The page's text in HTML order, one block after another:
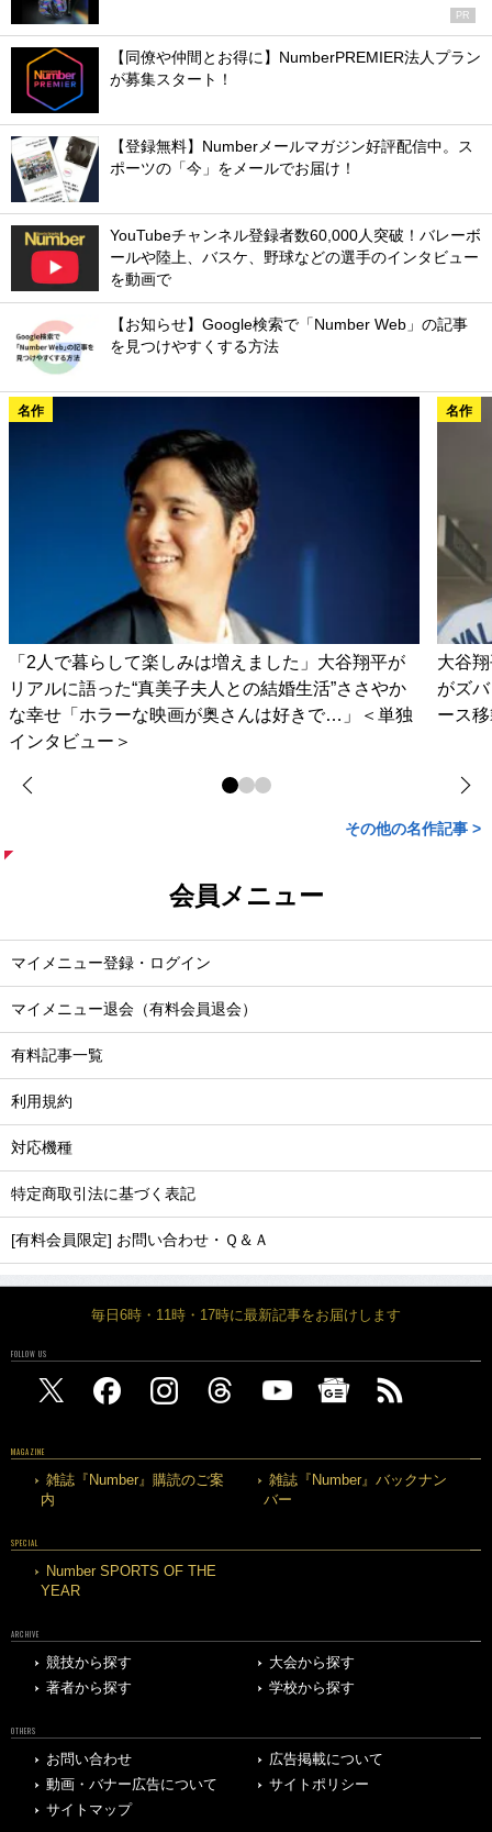
PR
【同僚や仲間とお得に】NumberPREMIER法人プラン
が募集スタート！
【登録無料】Numberメールマガジン好評配信中。ス
ポーツの「今」をメールでお届け！
YouTubeチャンネル登録者数60,000人突破！バレーボ
ールや陸上、バスケ、野球などの選手のインタビュー
を動画で
【お知らせ】Google検索で「Number Web」の記事
を見つけやすくする方法
名作
「2人で暮らして楽しみは増えました」大谷翔平が
リアルに語った“真美子夫人との結婚生活”ささやか
な幸せ「ホラーな映画が奥さんは好きで…」＜単独
インタビュー＞
名作
大谷
がズ
ース
その他の名作記事 >
会員メニュー
マイメニュー登録・ログイン
マイメニュー退会（有料会員退会）
有料記事一覧
利用規約
対応機種
特定商取引法に基づく表記
[有料会員限定] お問い合わせ・Ｑ＆Ａ
毎日6時・11時・17時に最新記事をお届けします
FOLLOW US
MAGAZINE
雑誌『Number』購読のご案
内
雑誌『Number』バックナン
バー
SPECIAL
Number SPORTS OF THE
YEAR
ARCHIVE
競技から探す
大会から探す
著者から探す
学校から探す
OTHERS
お問い合わせ
広告掲載について
動画・バナー広告について
サイトポリシー
サイトマップ